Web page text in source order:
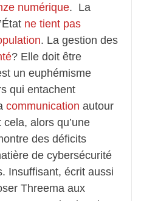
numérique. La
ne tient pas
. La gestion des
? Elle doit être
un euphémisme
qui entachent
communication autour
alors qu’une
des déficits
de cybersécurité
Insuffisant, écrit aussi
Threema aux